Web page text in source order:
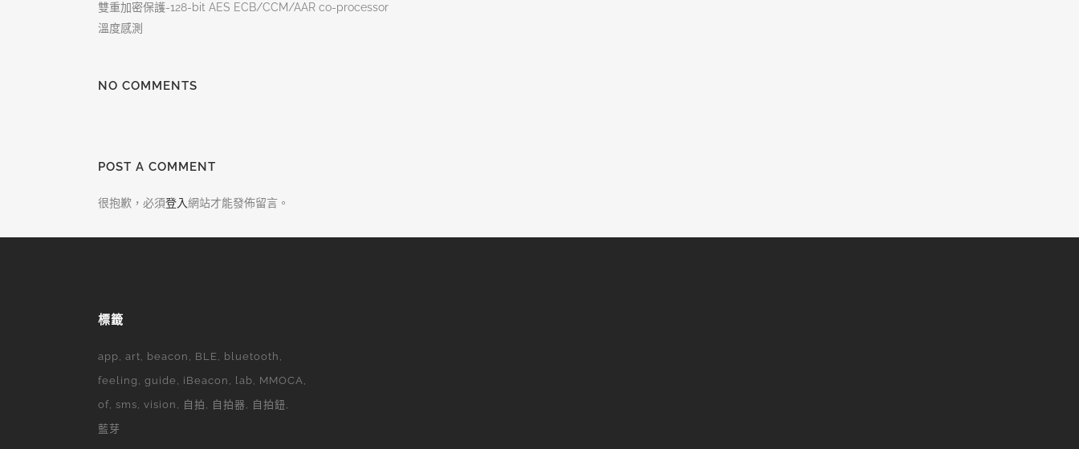
雙重加密保護-128-bit AES ECB/CCM/AAR co-processor
溫度感測
NO COMMENTS
POST A COMMENT
很抱歉，必須登入網站才能發佈留言。
標籤
app art beacon BLE
bluetooth
feeling
guide iBeacon lab
MMOCA
of sms vision 自拍 自拍器
自拍鈕
藍芽